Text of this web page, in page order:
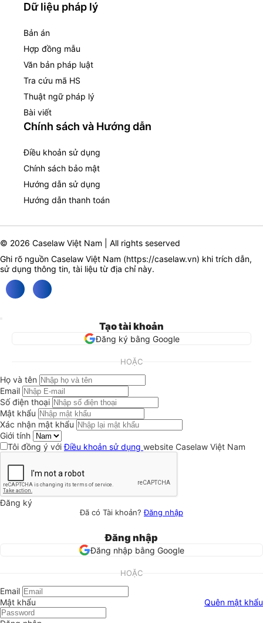
Dữ liệu pháp lý
Bản án
Hợp đồng mẫu
Văn bản pháp luật
Tra cứu mã HS
Thuật ngữ pháp lý
Bài viết
Chính sách và Hướng dẫn
Điều khoản sử dụng
Chính sách bảo mật
Hướng dẫn sử dụng
Hướng dẫn thanh toán
© 2026 Caselaw Việt Nam | All rights seserved
Ghi rõ nguồn Caselaw Việt Nam (https://caselaw.vn) khi trích dẫn,
sử dụng thông tin, tài liệu từ địa chỉ này.
Tạo tài khoản
Đăng ký bằng Google
HOẶC
Họ và tên
Email
Số điện thoại
Mật khẩu
Xác nhận mật khẩu
Giới tính
Tôi đồng ý vớiĐiều khoản sử dụng website Caselaw Việt Nam
Đăng ký
Đã có Tài khoản?Đăng nhập
Đăng nhập
Đăng nhập bằng Google
HOẶC
Email
Mật khẩu
Quên mật khẩu